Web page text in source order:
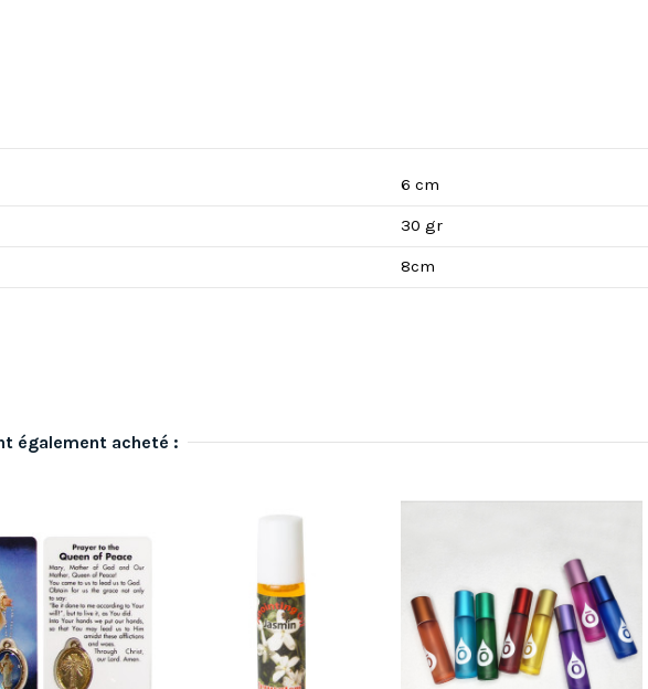
6 cm
30 gr
8cm
également acheté :